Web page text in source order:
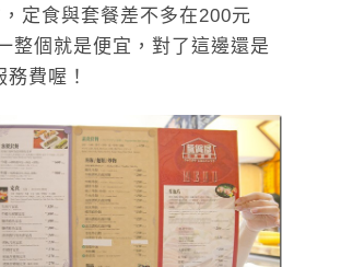
定食與套餐差不多在200元
整個就是便宜，對了這邊還是
費喔！